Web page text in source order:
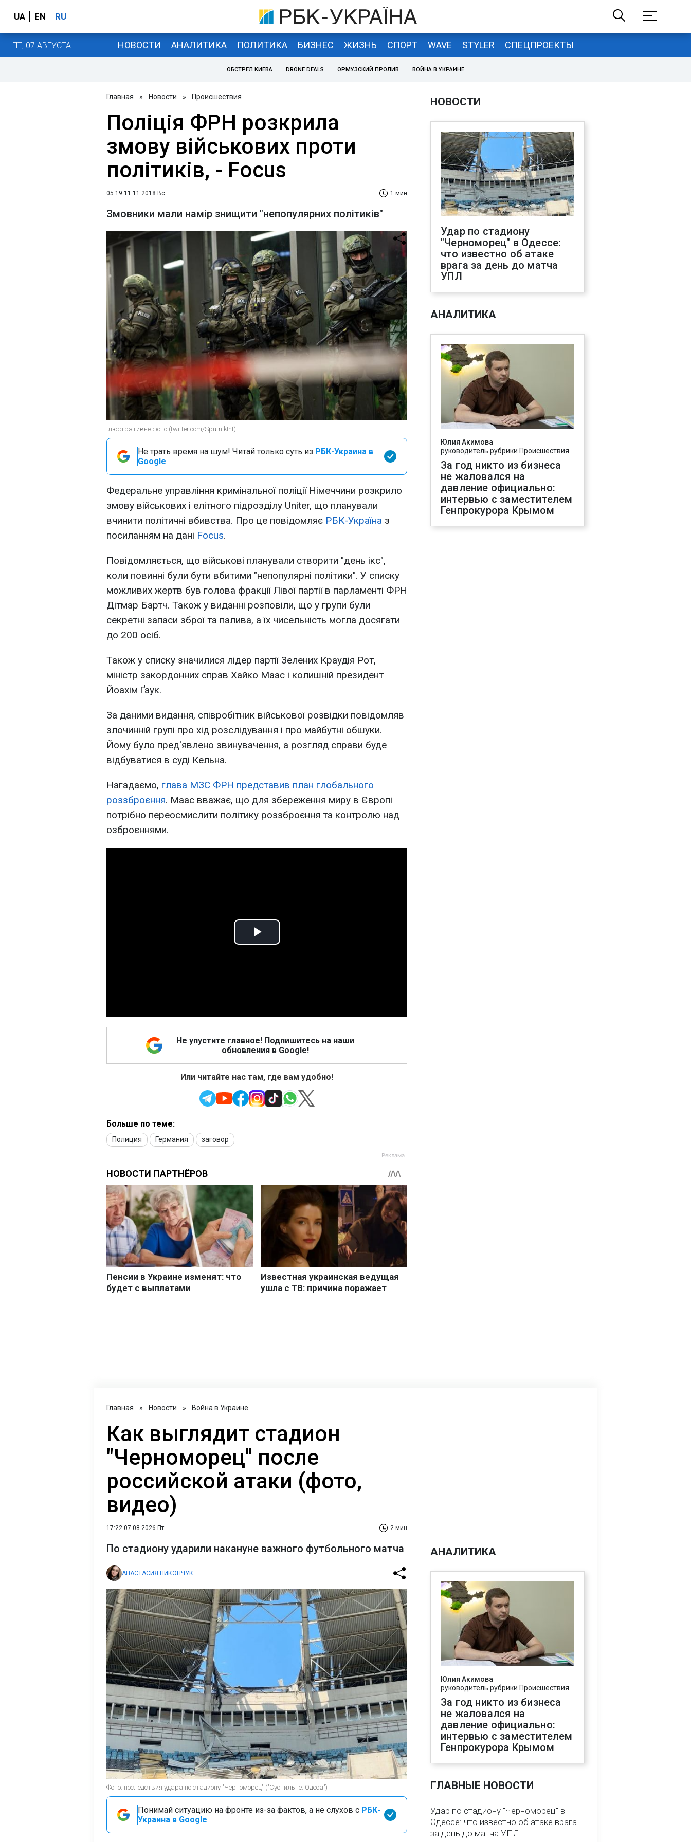
UA EN RU
ПТ, 07 АВГУСТА НОВОСТИ АНАЛИТИКА ПОЛИТИКА БИЗНЕС ЖИЗНЬ СПОРТ WAVE STYLER СПЕЦПРОЕКТЫ
ОБСТРЕЛ КИЕВА DRONE DEALS ОРМУЗСКИЙ ПРОЛИВ ВОЙНА В УКРАИНЕ
Главная » Новости » Происшествия
Поліція ФРН розкрила
змову військових проти
політиків, - Focus
05:19 11.11.2018 Вс 1 мин
Змовники мали намір знищити "непопулярних політиків"
Ілюстративне фото (twitter.com/SputnikInt)
Не трать время на шум! Читай только суть из РБК-Украина в
Google
Федеральне управління кримінальної поліції Німеччини розкрило
змову військових і елітного підрозділу Uniter, що планували
вчинити політичні вбивства. Про це повідомляє РБК-Україна з
посиланням на дані Focus.
Повідомляється, що військові планували створити "день ікс",
коли повинні були бути вбитими "непопулярні політики". У списку
можливих жертв був голова фракції Лівої партії в парламенті ФРН
Дітмар Бартч. Також у виданні розповіли, що у групи були
секретні запаси зброї та палива, а їх чисельність могла досягати
до 200 осіб.
Також у списку значилися лідер партії Зелених Краудія Рот,
міністр закордонних справ Хайко Маас і колишній президент
Йоахім Ґаук.
За даними видання, співробітник військової розвідки повідомляв
злочинній групі про хід розслідування і про майбутні обшуки.
Йому було пред'явлено звинувачення, а розгляд справи буде
відбуватися в суді Кельна.
Нагадаємо, глава МЗС ФРН представив план глобального
роззброєння. Маас вважає, що для збереження миру в Європі
потрібно переосмислити політику роззброєння та контролю над
озброєннями.
Play
Не упустите главное! Подпишитесь на наши
обновления в Google!
Или читайте нас там, где вам удобно!
Больше по теме:
Полиция Германия заговор
НОВОСТИ
Удар по стадиону
"Черноморец" в Одессе:
что известно об атаке
врага за день до матча
УПЛ
АНАЛИТИКА
Юлия Акимова
руководитель рубрики Происшествия
За год никто из бизнеса
не жаловался на
давление официально:
интервью с заместителем
Генпрокурора Крымом
Главная » Новости » Война в Украине
Как выглядит стадион
"Черноморец" после
российской атаки (фото,
видео)
17:22 07.08.2026 Пт 2 мин
По стадиону ударили накануне важного футбольного матча
АНАСТАСИЯ НИКОНЧУК
Фото: последствия удара по стадиону "Черноморец" ("Суспильне. Одеса")
Понимай ситуацию на фронте из-за фактов, а не слухов с РБК-
Украина в Google
АНАЛИТИКА
Юлия Акимова
руководитель рубрики Происшествия
За год никто из бизнеса
не жаловался на
давление официально:
интервью с заместителем
Генпрокурора Крымом
ГЛАВНЫЕ НОВОСТИ
Удар по стадиону "Черноморец" в
Одессе: что известно об атаке врага
за день до матча УПЛ